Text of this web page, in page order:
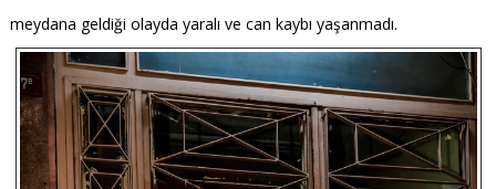
meydana geldiği olayda yaralı ve can kaybı yaşanmadı.